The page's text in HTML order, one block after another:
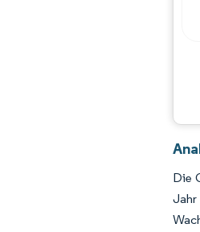
Die
Jahr